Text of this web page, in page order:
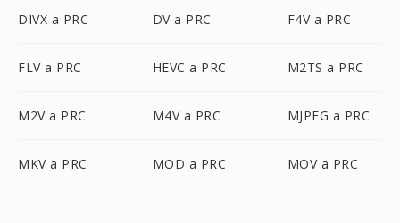
DIVX a PRC DV a PRC F4V a PRC
FLV a PRC HEVC a PRC M2TS a PRC
M2V a PRC M4V a PRC MJPEG a PRC
MKV a PRC MOD a PRC MOV a PRC